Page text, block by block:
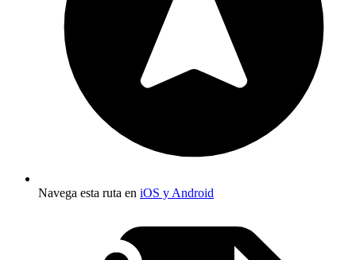
Navega esta ruta en iOS y Android